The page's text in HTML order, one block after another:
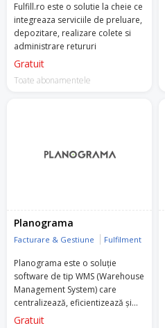
Fulfill.ro este o solutie la cheie ce
integreaza serviciile de preluare,
depozitare, realizare colete si
administrare retururi
Gratuit
Toate abonamentele
Planograma
Facturare & Gestiune Fulfilment
Planograma este o soluție
software de tip WMS (Warehouse
Management System) care
centralizează, eficientizează și
automatizează activitățile de
Gratuit